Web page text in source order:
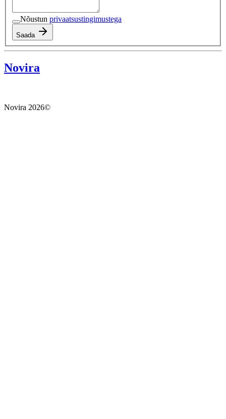
Nõustun privaatsustingimustega
Saada
Novira
Novira 2026©